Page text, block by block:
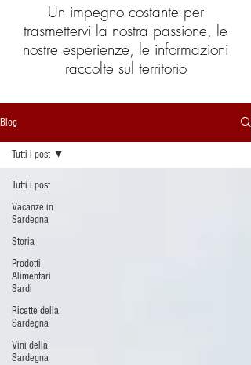
Un impegno costante per
trasmettervi la nostra passione, le
nostre esperienze, le informazioni
raccolte sul territorio
Blog
Tutti i post
Vacanze in
Sardegna
Storia
Prodotti
Alimentari
Sardi
Ricette della
Sardegna
Vini della
Sardegna
Tutti i post